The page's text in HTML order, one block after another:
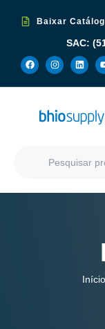
Baixar
SAC:
Início